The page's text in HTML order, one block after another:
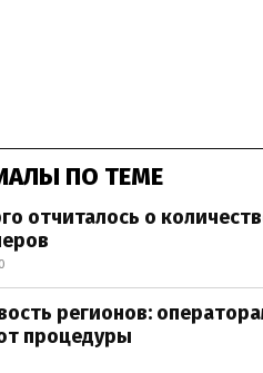
ПО ТЕМЕ
отчиталось о
регионов:
процедуры